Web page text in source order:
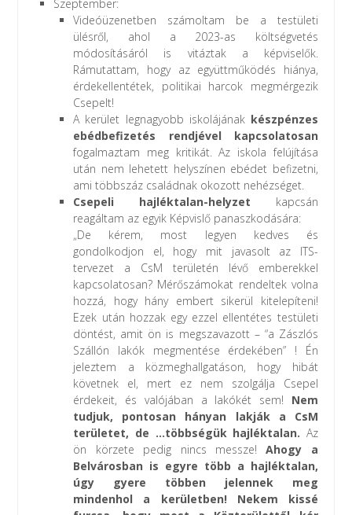
Szeptember:
Videóüzenetben számoltam be a testületi
ülésről, ahol a 2023-as költségvetés
módosításáról is vitáztak a képviselők.
Rámutattam, hogy az együttműködés hiánya,
érdekellentétek, politikai harcok megmérgezik
Csepelt!
A kerület legnagyobb iskolájának készpénzes
ebédbefizetés rendjével kapcsolatosan
fogalmaztam meg kritikát. Az iskola felújítása
után nem lehetett helyszínen ebédet befizetni,
ami többszáz családnak okozott nehézséget.
Csepeli hajléktalan-helyzet kapcsán
reagáltam az egyik Képvislő panaszkodására:
„De kérem, most legyen kedves és
gondolkodjon el, hogy mit javasolt az ITS-
tervezet a CsM területén lévő emberekkel
kapcsolatosan? Mérőszámokat rendeltek volna
hozzá, hogy hány embert sikerül kitelepíteni!
Ezek után hozzak egy ezzel ellentétes testületi
döntést, amit ön is megszavazott – “a Zászlós
Szállón lakók megmentése érdekében” ! Én
jeleztem a közmeghallgatáson, hogy hibát
követnek el, mert ez nem szolgálja Csepel
érdekeit, és valójában a lakókét sem! Nem
tudjuk, pontosan hányan lakják a CsM
területet, de …többségük hajléktalan. Az
ön körzete pedig nincs messze!Ahogy a
Belvárosban is egyre több a hajléktalan,
úgy gyere többen jelennek meg
mindenhol a kerületben! Nekem kissé